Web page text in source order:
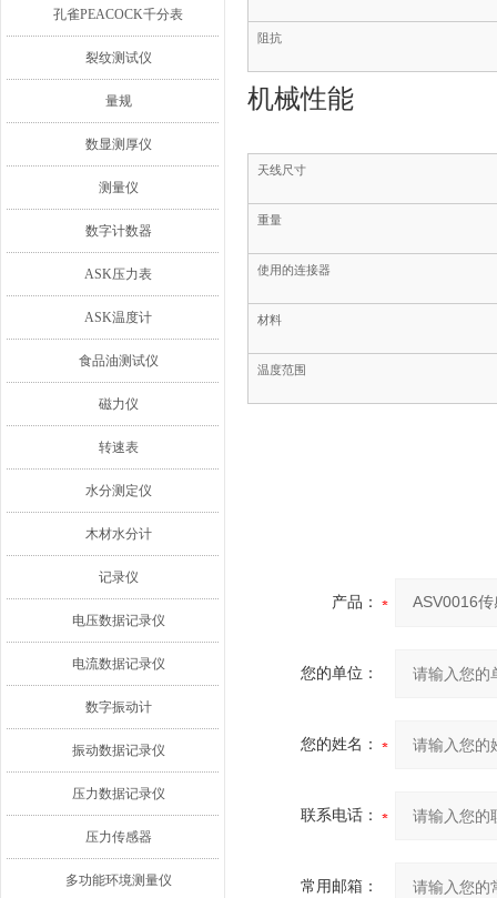
孔雀PEACOCK千分表
裂纹测试仪
量规
数显测厚仪
测量仪
数字计数器
ASK压力表
ASK温度计
食品油测试仪
磁力仪
转速表
水分测定仪
木材水分计
记录仪
电压数据记录仪
电流数据记录仪
数字振动计
振动数据记录仪
压力数据记录仪
压力传感器
多功能环境测量仪
阻抗
机械性能
天线尺寸
重量
使用的连接器
材料
温度范围
产品：
您的单位：
您的姓名：
联系电话：
常用邮箱：